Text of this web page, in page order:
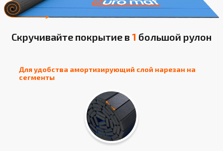
Скручивайте покрытие в 1 большой рулон
Для удобства амортизирующий слой нарезан на
сегменты